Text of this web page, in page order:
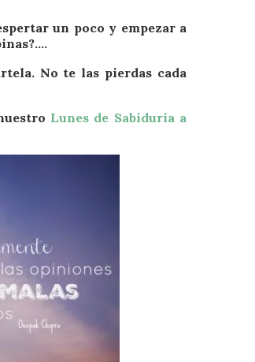
un poco y empezar a
No te las pierdas cada
Lunes de Sabiduría a